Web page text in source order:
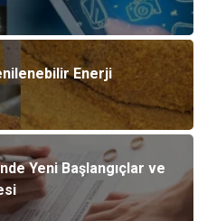
Enerji
Yeni Başlangıçlar ve